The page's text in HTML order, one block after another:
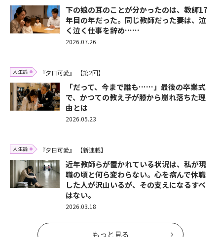
下の娘の耳のことが分かったのは、教師17
年目の年だった。同じ教師だった妻は、泣
く泣く仕事を辞め……
2026.07.26
人生論 『夕日可愛』 【第2回】
「だって、今まで誰も……」最後の卒業式
で、かつての教え子が膝から崩れ落ちた理
由とは
2026.05.23
人生論 『夕日可愛』 【新連載】
近年教師らが置かれている状況は、私が現
職の頃と何ら変わらない。心を病んで休職
した人が沢山いるが、その支えになるすべ
はない。
2026.03.18
もっと見る